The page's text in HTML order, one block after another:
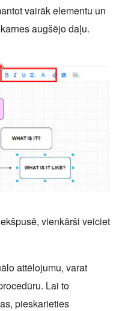
vairāk elementu un
augšējo daļu.
vienkārši veiciet
attēlojumu, varat
Lai to
pieskarieties